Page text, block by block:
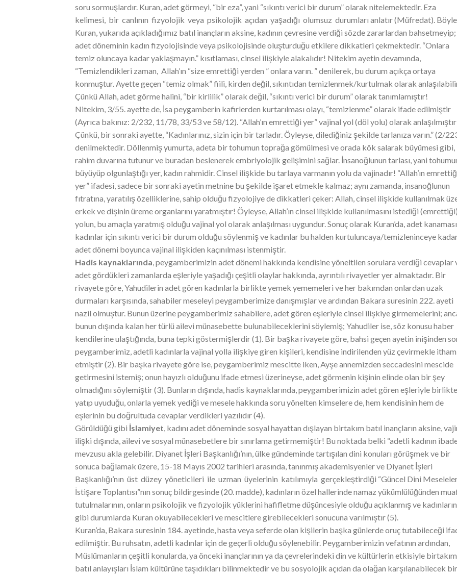
soru sormuşlardır. Kuran, adet görmeyi, “bir eza”, yani “sıkıntı verici bir durum” olarak nitelemektedir. Eza
kelimesi, bir canlının fizyolojik veya psikolojik açıdan yaşadığı olumsuz durumları anlatır (Müfredat).
Kuran, yukarıda açıkladığımız batıl inançların aksine, kadının çevresine verdiği sözde zararlardan bahsetmeyip;
adet döneminin kadın fizyolojisinde veya psikolojisinde oluşturduğu etkilere dikkatleri çekmektedir. “Onlara
temiz oluncaya kadar yaklaşmayın.” kısıtlaması, cinsel ilişkiyle alakalıdır! Nitekim ayetin devamında,
“Temizlendikleri zaman, Allah’ın “size emrettiği yerden ” onlara varın. ” denilerek, bu durum açıkça ortaya
konmuştur. Ayette geçen “temiz olmak” fiili, kirden değil, sıkıntıdan temizlenmek/kurtulmak olarak
Çünkü Allah, adet görme halini, “bir kirlilik” olarak değil, “sıkıntı verici bir durum” olarak tanımlamıştır!
Nitekim, 3/55. ayette de, İsa peygamberin kafirlerden kurtarılması olayı, “temizlenme” olarak ifade edilmiştir
(Ayrıca bakınız: 2/232, 11/78, 33/53 ve 58/12). “Allah’ın emrettiği yer” vajinal yol (döl yolu) olarak
Çünkü, bir sonraki ayette, “Kadınlarınız, sizin için bir tarladır. Öyleyse, dilediğiniz şekilde tarlanıza varın.” (2/
denilmektedir. Döllenmiş yumurta, adeta bir tohumun toprağa gömülmesi ve orada kök salarak büyümesi gibi,
rahim duvarına tutunur ve buradan beslenerek embriyolojik gelişimini sağlar. İnsanoğlunun tarlası, yani
büyüyüp olgunlaştığı yer, kadın rahmidir. Cinsel ilişkide bu tarlaya varmanın yolu da vajinadır! “Allah’ın
yer” ifadesi, sadece bir sonraki ayetin metnine bu şekilde işaret etmekle kalmaz; aynı zamanda, insanoğlunun
fıtratına, yaratılış özelliklerine, sahip olduğu fizyolojiye de dikkatleri çeker: Allah, cinsel ilişkide kullanılmak
erkek ve dişinin üreme organlarını yaratmıştır! Öyleyse, Allah’ın cinsel ilişkide kullanılmasını istediği (emrettiği)
yolun, bu amaçla yaratmış olduğu vajinal yol olarak anlaşılması uygundur. Sonuç olarak Kuran’da, adet
kadınlar için sıkıntı verici bir durum olduğu söylenmiş ve kadınlar bu halden kurtuluncaya/temizleninceye
adet dönemi boyunca vajinal ilişkiden kaçınılması istenmiştir.
Hadis kaynaklarında, peygamberimizin adet dönemi hakkında kendisine yöneltilen sorulara verdiği cevaplar
adet gördükleri zamanlarda eşleriyle yaşadığı çeşitli olaylar hakkında, ayrıntılı rivayetler yer almaktadır. Bir
rivayete göre, Yahudilerin adet gören kadınlarla birlikte yemek yememeleri ve her bakımdan onlardan uzak
durmaları karşısında, sahabiler meseleyi peygamberimize danışmışlar ve ardından Bakara suresinin 222. ayeti
nazil olmuştur. Bunun üzerine peygamberimiz sahabilere, adet gören eşleriyle cinsel ilişkiye girmemelerini;
bunun dışında kalan her türlü ailevi münasebette bulunabileceklerini söylemiş; Yahudiler ise, söz konusu haber
kendilerine ulaştığında, buna tepki göstermişlerdir (1). Bir başka rivayete göre, bahsi geçen ayetin inişinden
peygamberimiz, adetli kadınlarla vajinal yolla ilişkiye giren kişileri, kendisine indirilenden yüz çevirmekle itham
etmiştir (2). Bir başka rivayete göre ise, peygamberimiz mescitte iken, Ayşe annemizden seccadesini mescide
getirmesini istemiş; onun hayızlı olduğunu ifade etmesi üzerineyse, adet görmenin kişinin elinde olan bir şey
olmadığını söylemiştir (3). Bunların dışında, hadis kaynaklarında, peygamberimizin adet gören eşleriyle birlikte
yatıp uyuduğu, onlarla yemek yediği ve mesele hakkında soru yönelten kimselere de, hem kendisinin hem de
eşlerinin bu doğrultuda cevaplar verdikleri yazılıdır (4).
Görüldüğü gibi İslamiyet, kadını adet döneminde sosyal hayattan dışlayan birtakım batıl inançların aksine,
ilişki dışında, ailevi ve sosyal münasebetlere bir sınırlama getirmemiştir! Bu noktada belki “adetli kadının
mevzusu akla gelebilir. Diyanet İşleri Başkanlığı’nın, ülke gündeminde tartışılan dini konuları görüşmek ve bir
sonuca bağlamak üzere, 15-18 Mayıs 2002 tarihleri arasında, tanınmış akademisyenler ve Diyanet İşleri
Başkanlığı’nın üst düzey yöneticileri ile uzman üyelerinin katılımıyla gerçekleştirdiği “Güncel Dini
İstişare Toplantısı”nın sonuç bildirgesinde (20. madde), kadınların özel hallerinde namaz yükümlülüğünden
tutulmalarının, onların psikolojik ve fizyolojik yüklerini hafifletme düşüncesiyle olduğu açıklanmış ve
gibi durumlarda Kuran okuyabilecekleri ve mescitlere girebilecekleri sonucuna varılmıştır (5).
Kuran’da, Bakara suresinin 184. ayetinde, hasta veya seferde olan kişilerin başka günlerde oruç tutabileceği
edilmiştir. Bu ruhsatın, adetli kadınlar için de geçerli olduğu söylenebilir. Peygamberimizin vefatının ardından,
Müslümanların çeşitli konularda, ya önceki inançlarının ya da çevrelerindeki din ve kültürlerin etkisiyle birtakım
batıl anlayışları İslam kültürüne taşıdıkları bilinmektedir ve bu sosyolojik açıdan da olağan karşılanabilecek bir